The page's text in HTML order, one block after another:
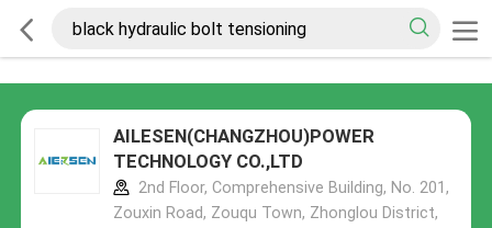
AILESEN(CHANGZHOU)POWER
TECHNOLOGY CO.,LTD
2nd Floor, Comprehensive Building, No. 201,
Zouxin Road, Zouqu Town, Zhonglou District,